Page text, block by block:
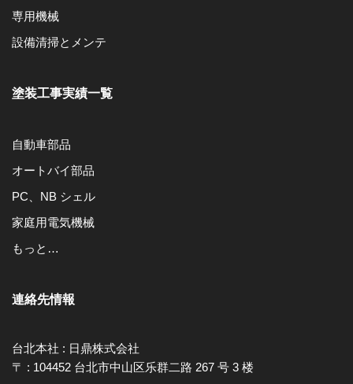
専用機械
設備清掃とメンテ
塗装工事実績一覧
自動車部品
オートバイ部品
PC、NB シェル
家庭用電気機械
もっと…
連絡先情報
台北本社 : 日鼎株式会社
〒 : 104452 台北市中山区乐群二路 267 号 3 楼